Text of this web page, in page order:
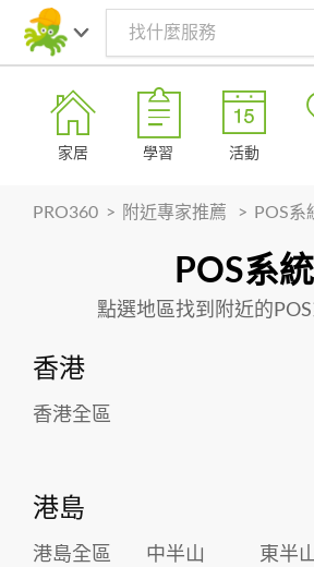
家居 學習 活動
其他
PRO360 > 附近專家推薦 > POS系
POS系統
點選地區找到附近的
香港
香港全區
港島
港島全區 中半山
東半山